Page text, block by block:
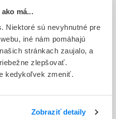
má...
Niektoré sú nevyhnutné pre
iné nám pomáhajú
stránkach zaujalo, a
zlepšovať.
kedykoľvek zmeniť.
Zobraziť detaily